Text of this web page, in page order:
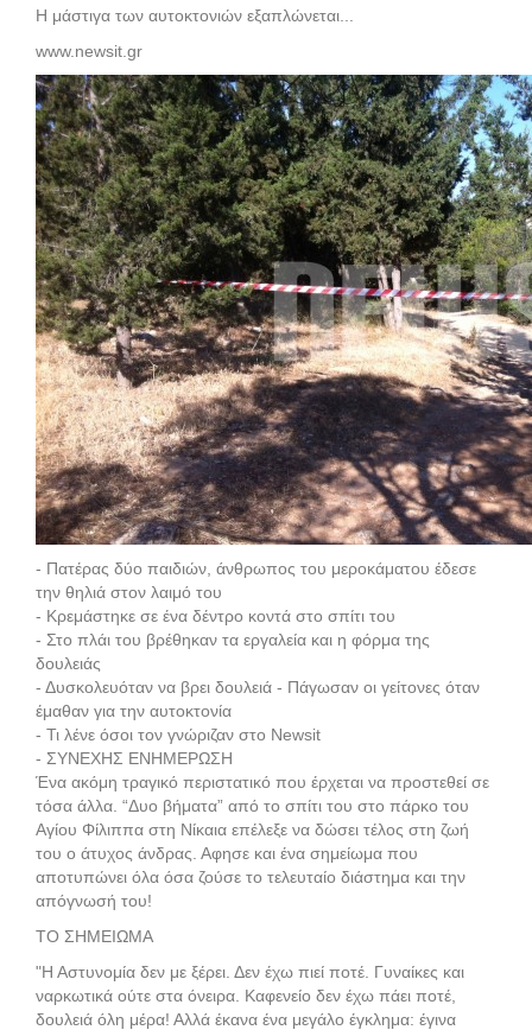
Η μάστιγα των αυτοκτονιών εξαπλώνεται...
www.newsit.gr
- Πατέρας δύο παιδιών, άνθρωπος του μεροκάματου έδεσε
την θηλιά στον λαιμό του
- Κρεμάστηκε σε ένα δέντρο κοντά στο σπίτι του
- Στο πλάι του βρέθηκαν τα εργαλεία και η φόρμα της
δουλειάς
- Δυσκολευόταν να βρει δουλειά - Πάγωσαν οι γείτονες όταν
έμαθαν για την αυτοκτονία
- Τι λένε όσοι τον γνώριζαν στο Newsit
- ΣΥΝΕΧΗΣ ΕΝΗΜΕΡΩΣΗ
Ένα ακόμη τραγικό περιστατικό που έρχεται να προστεθεί σε
τόσα άλλα. “Δυο βήματα” από το σπίτι του στο πάρκο του
Αγίου Φίλιππα στη Νίκαια επέλεξε να δώσει τέλος στη ζωή
του ο άτυχος άνδρας. Αφησε και ένα σημείωμα που
αποτυπώνει όλα όσα ζούσε το τελευταίο διάστημα και την
απόγνωσή του!
ΤΟ ΣΗΜΕΙΩΜΑ
"Η Αστυνομία δεν με ξέρει. Δεν έχω πιεί ποτέ. Γυναίκες και
ναρκωτικά ούτε στα όνειρα. Καφενείο δεν έχω πάει ποτέ,
δουλειά όλη μέρα! Αλλά έκανα ένα μεγάλο έγκλημα: έγινα